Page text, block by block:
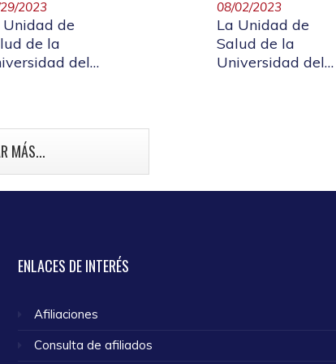
2023
Unidad de
de la
del
08/02/2023
La Unidad de
Salud de la
Universidad del
humano en salud
MÁS...
ENLACES DE INTERÉS
Afiliaciones
Consulta de afiliados